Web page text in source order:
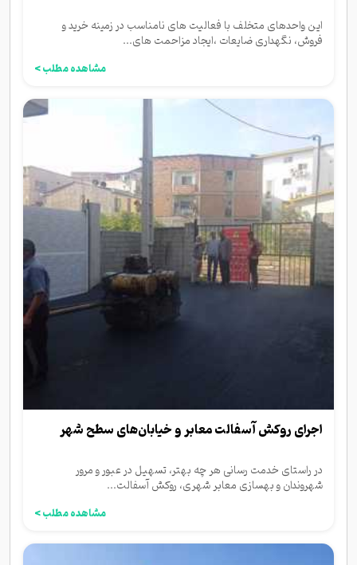
این واحدهای متخلف با فعالیت های نامناسب در زمینه خرید و
فروش، نگهداری ضایعات ،ایجاد مزاحمت های...
مشاهده مطلب >
اجرای روکش آسفالت معابر و خیابان‌های سطح شهر
در راستای خدمت رسانی هر چه بهتر، تسهیل در عبور و مرور
شهروندان و بهسازی معابر شهری، روکش آسفالت...
مشاهده مطلب >